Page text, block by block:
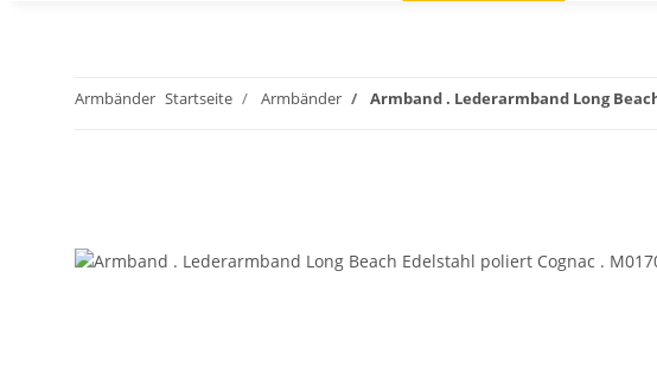
Armbänder Startseite Armbänder Armband . Lederarmband Long